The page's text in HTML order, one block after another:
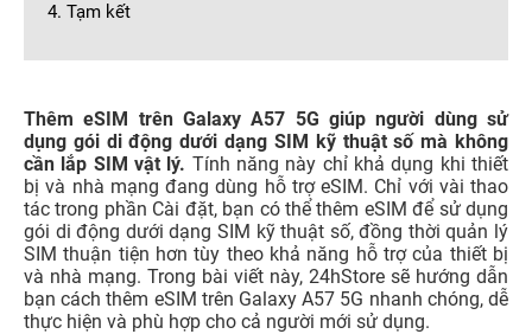
4. Tạm kết
Thêm eSIM trên Galaxy A57 5G giúp người dùng sử
dụng gói di động dưới dạng SIM kỹ thuật số mà không
cần lắp SIM vật lý. Tính năng này chỉ khả dụng khi thiết
bị và nhà mạng đang dùng hỗ trợ eSIM. Chỉ với vài thao
tác trong phần Cài đặt, bạn có thể thêm eSIM để sử dụng
gói di động dưới dạng SIM kỹ thuật số, đồng thời quản lý
SIM thuận tiện hơn tùy theo khả năng hỗ trợ của thiết bị
và nhà mạng. Trong bài viết này, 24hStore sẽ hướng dẫn
bạn cách thêm eSIM trên Galaxy A57 5G nhanh chóng, dễ
thực hiện và phù hợp cho cả người mới sử dụng.